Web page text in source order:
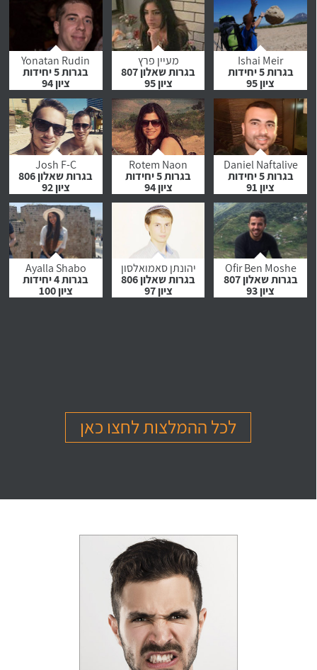
לחץ לצפייה
בהמלצה
לחץ לצפייה
בהמלצה
לחץ לצפייה
בהמלצה
Ishai Meir
בגרות 5 יחידות
ציון 95
לחץ לצפייה
בהמלצה
מעיין פרץ
בגרות שאלון 807
ציון 95
לחץ לצפייה
בהמלצה
Yonatan Rudin
בגרות 5 יחידות
ציון 94
לחץ לצפייה
בהמלצה
Daniel Naftalive
בגרות 5 יחידות
ציון 91
לחץ לצפייה
בהמלצה
Rotem Naon
בגרות 5 יחידות
ציון 94
לחץ לצפייה
בהמלצה
Josh F-C
בגרות שאלון 806
ציון 92
לחץ לצפייה
בהמלצה
Ofir Ben Moshe
בגרות שאלון 807
ציון 93
יהונתן סאמואלסון
בגרות שאלון 806
ציון 97
Ayalla Shabo
בגרות 4 יחידות
ציון 100
לחץ לצפייה לחץ לצפייה לחץ לצפייה
ציון 97 ציון 97
לחץ לצפייה
בהמלצה
ציון 100
Maor Cohen
בגרות 4 יחידות
לחץ לצפייה
בהמלצה
לכל ההמלצות לחצו כאן